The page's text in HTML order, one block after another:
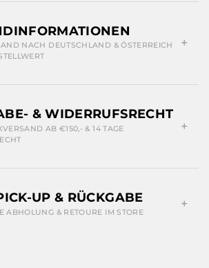
NACH DEUTSCHLAND & ÖSTERREICH
& WIDERRUFSRECHT
AB €150,- & 14 TAGE
UP & RÜCKGABE
ABHOLUNG & RETOURE IM STORE